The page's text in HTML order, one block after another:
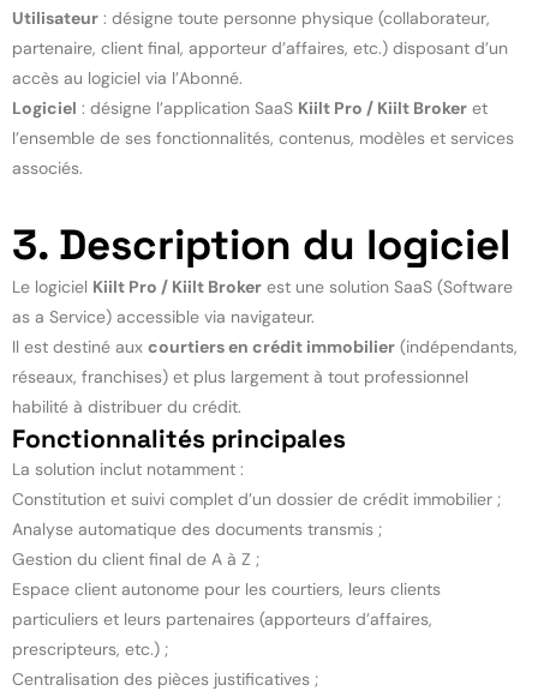
Utilisateur : désigne toute personne physique (collaborateur,
partenaire, client final, apporteur d’affaires, etc.) disposant d’un
accès au logiciel via l’Abonné.
Logiciel : désigne l’application SaaS Kiilt Pro / Kiilt Broker et
l’ensemble de ses fonctionnalités, contenus, modèles et services
associés.
3. Description du logiciel
Le logiciel Kiilt Pro / Kiilt Broker est une solution SaaS (Software
as a Service) accessible via navigateur.
Il est destiné aux courtiers en crédit immobilier (indépendants,
réseaux, franchises) et plus largement à tout professionnel
habilité à distribuer du crédit.
Fonctionnalités principales
La solution inclut notamment :
Constitution et suivi complet d’un dossier de crédit immobilier ;
Analyse automatique des documents transmis ;
Gestion du client final de A à Z ;
Espace client autonome pour les courtiers, leurs clients
particuliers et leurs partenaires (apporteurs d’affaires,
prescripteurs, etc.) ;
Centralisation des pièces justificatives ;